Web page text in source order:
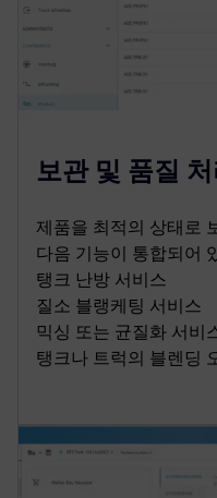
보관 및 품질 처
제품을 최적의 상태로
다음 기능이 통합되어
탱크 난방 서비스
질소 블랭케팅 서비스
믹싱 또는 균질화 서비
탱크나 트럭의 블렌딩